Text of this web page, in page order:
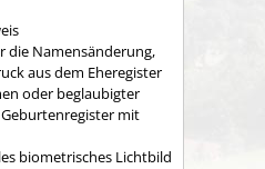
die Namensänderung,
aus dem Eheregister
oder beglaubigter
mit
biometrisches Lichtbild